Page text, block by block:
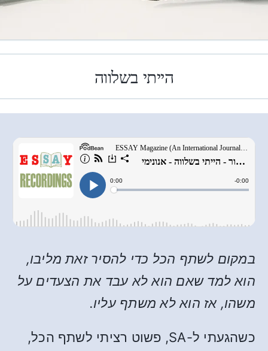
הייתי בשלווה
במקום לשתף הכל כדי להסיר זאת מליבו,
הוא למד שאם הוא לא עבד את הצעדים על
משהו, אז הוא לא משתף עליו.
כשהגעתי ל-SA, פשוט רציתי לשתף הכל,